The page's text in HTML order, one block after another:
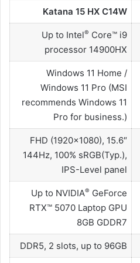
Katana 15 HX C14W
Up to Intel® Core™ i9
processor 14900HX
Windows 11 Home /
Windows 11 Pro (MSI
recommends Windows 11
Pro for business.)
15.6″ FHD (1920×1080),
144Hz, 100% sRGB(Typ.),
IPS-Level panel
Up to NVIDIA® GeForce
RTX™ 5070 Laptop GPU
8GB GDDR7
DDR5, 2 slots, up to 96GB